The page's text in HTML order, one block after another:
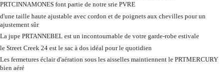
PRTCINNAMONES font partie de notre srie PVRE
d'une taille haute ajustable avec cordon et de poignets aux chevilles pour un
ajustement sûr
La jupe PRTANNEBEL est un incontournable de votre garde-robe estivale
le Street Creek 24 est le sac à dos idéal pour le quotidien
Les fermetures éclair d'aération sous les aisselles maintiennent le PRTMERCURY
bien aéré